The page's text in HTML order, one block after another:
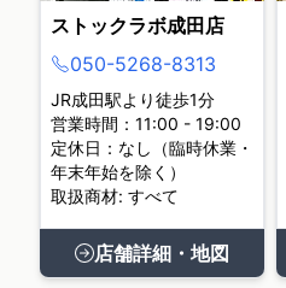
ストックラボ成田店
050-5268-8313
JR成田駅より徒歩1分
営業時間：11:00 - 19:00
定休日：なし（臨時休業・
年末年始を除く）
取扱商材: すべて
店舗詳細・地図